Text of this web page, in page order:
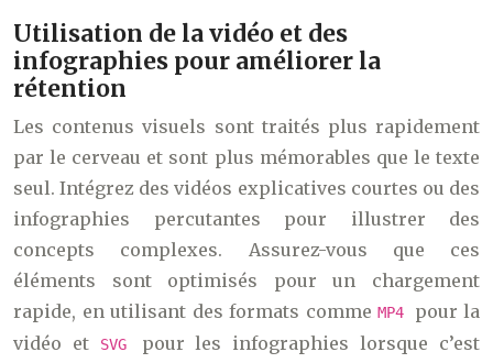
Utilisation de la vidéo et des
infographies pour améliorer la
rétention
Les contenus visuels sont traités plus rapidement
par le cerveau et sont plus mémorables que le texte
seul. Intégrez des vidéos explicatives courtes ou des
infographies percutantes pour illustrer des
concepts complexes. Assurez-vous que ces
éléments sont optimisés pour un chargement
rapide, en utilisant des formats comme MP4 pour la
vidéo et
SVG pour les infographies lorsque c’est